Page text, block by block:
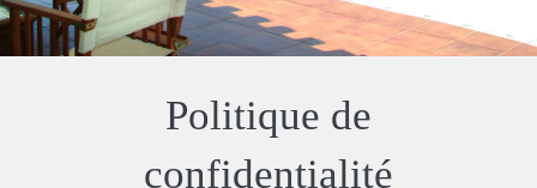
Politique de
confidentialité